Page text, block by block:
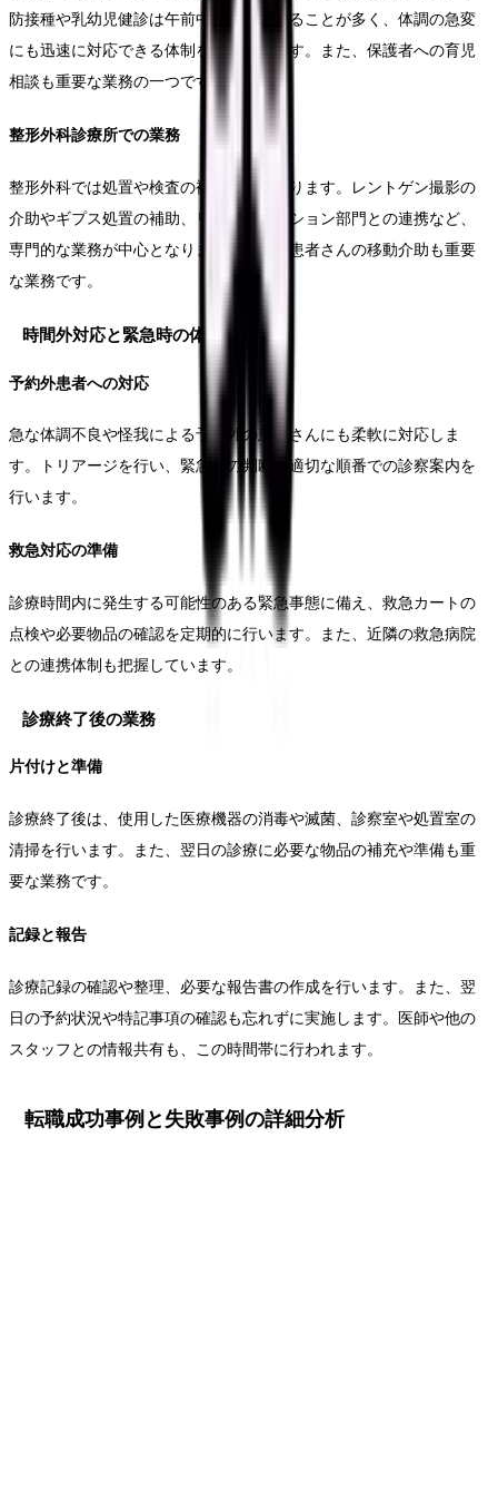
防接種や乳幼児健診は午前中に設定されることが多く、体調の急変
にも迅速に対応できる体制を整えています。また、保護者への育児
相談も重要な業務の一つです。
整形外科診療所での業務
整形外科では処置や検査の補助が多くなります。レントゲン撮影の
介助やギプス処置の補助、リハビリテーション部門との連携など、
専門的な業務が中心となります。また、患者さんの移動介助も重要
な業務です。
時間外対応と緊急時の体制
予約外患者への対応
急な体調不良や怪我による予約外の患者さんにも柔軟に対応しま
す。トリアージを行い、緊急性の判断や適切な順番での診察案内を
行います。
救急対応の準備
診療時間内に発生する可能性のある緊急事態に備え、救急カートの
点検や必要物品の確認を定期的に行います。また、近隣の救急病院
との連携体制も把握しています。
診療終了後の業務
片付けと準備
診療終了後は、使用した医療機器の消毒や滅菌、診察室や処置室の
清掃を行います。また、翌日の診療に必要な物品の補充や準備も重
要な業務です。
記録と報告
診療記録の確認や整理、必要な報告書の作成を行います。また、翌
日の予約状況や特記事項の確認も忘れずに実施します。医師や他の
スタッフとの情報共有も、この時間帯に行われます。
転職成功事例と失敗事例の詳細分析